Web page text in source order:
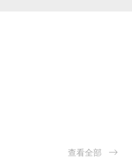
查看全部